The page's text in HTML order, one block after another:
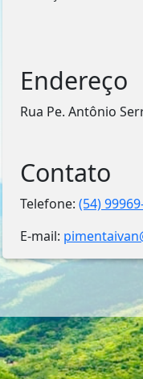
Endereço
Rua Pe. Antônio
Contato
Telefone:(54)
E-mail: